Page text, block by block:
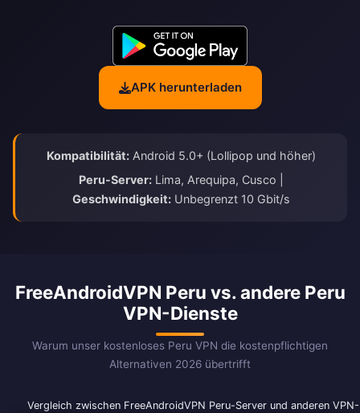
APK herunterladen
Kompatibilität: Android 5.0+ (Lollipop und höher)
Peru-Server: Lima, Arequipa, Cusco |
Geschwindigkeit: Unbegrenzt 10 Gbit/s
FreeAndroidVPN Peru vs. andere Peru
VPN-Dienste
Warum unser kostenloses Peru VPN die kostenpflichtigen
Alternativen 2026 übertrifft
Vergleich zwischen FreeAndroidVPN Peru-Server und anderen